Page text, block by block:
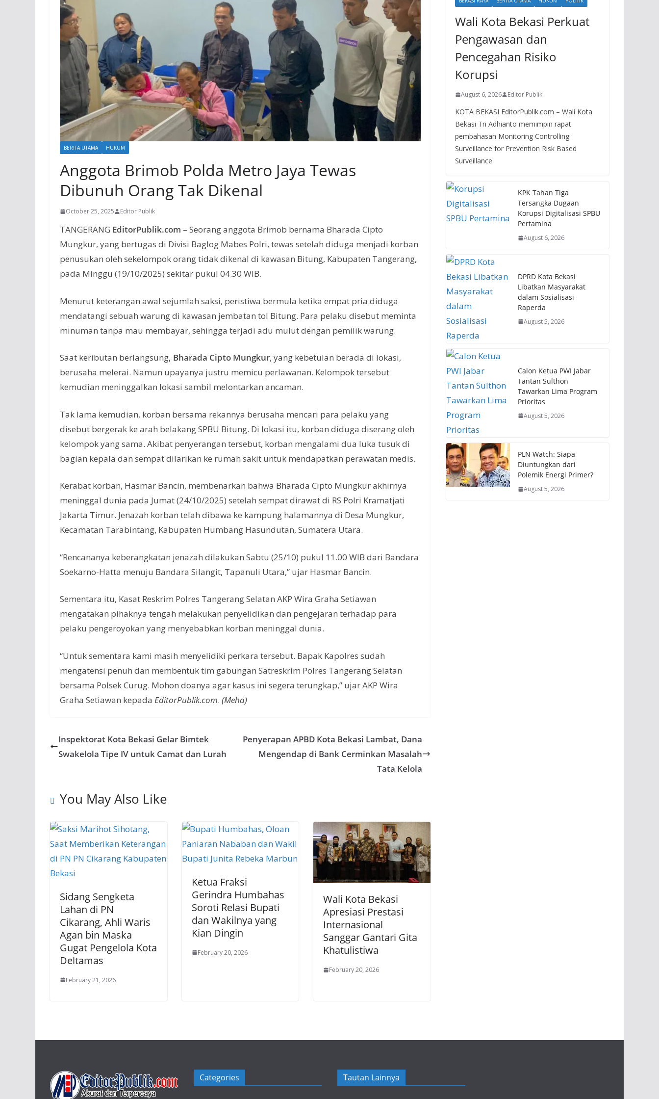
BERITA UTAMA HUKUM
Anggota Brimob Polda Metro Jaya Tewas
Dibunuh Orang Tak Dikenal
October 25, 2025 Editor Publik
TANGERANG EditorPublik.com – Seorang anggota Brimob bernama Bharada Cipto
Mungkur, yang bertugas di Divisi Baglog Mabes Polri, tewas setelah diduga menjadi korban
penusukan oleh sekelompok orang tidak dikenal di kawasan Bitung, Kabupaten Tangerang,
pada Minggu (19/10/2025) sekitar pukul 04.30 WIB.
Menurut keterangan awal sejumlah saksi, peristiwa bermula ketika empat pria diduga
mendatangi sebuah warung di kawasan jembatan tol Bitung. Para pelaku disebut meminta
minuman tanpa mau membayar, sehingga terjadi adu mulut dengan pemilik warung.
Saat keributan berlangsung, Bharada Cipto Mungkur, yang kebetulan berada di lokasi,
berusaha melerai. Namun upayanya justru memicu perlawanan. Kelompok tersebut
kemudian meninggalkan lokasi sambil melontarkan ancaman.
Tak lama kemudian, korban bersama rekannya berusaha mencari para pelaku yang
disebut bergerak ke arah belakang SPBU Bitung. Di lokasi itu, korban diduga diserang oleh
kelompok yang sama. Akibat penyerangan tersebut, korban mengalami dua luka tusuk di
bagian kepala dan sempat dilarikan ke rumah sakit untuk mendapatkan perawatan medis.
Kerabat korban, Hasmar Bancin, membenarkan bahwa Bharada Cipto Mungkur akhirnya
meninggal dunia pada Jumat (24/10/2025) setelah sempat dirawat di RS Polri Kramatjati
Jakarta Timur. Jenazah korban telah dibawa ke kampung halamannya di Desa Mungkur,
Kecamatan Tarabintang, Kabupaten Humbang Hasundutan, Sumatera Utara.
“Rencananya keberangkatan jenazah dilakukan Sabtu (25/10) pukul 11.00 WIB dari Bandara
Soekarno-Hatta menuju Bandara Silangit, Tapanuli Utara,” ujar Hasmar Bancin.
Sementara itu, Kasat Reskrim Polres Tangerang Selatan AKP Wira Graha Setiawan
mengatakan pihaknya tengah melakukan penyelidikan dan pengejaran terhadap para
pelaku pengeroyokan yang menyebabkan korban meninggal dunia.
“Untuk sementara kami masih menyelidiki perkara tersebut. Bapak Kapolres sudah
mengatensi penuh dan membentuk tim gabungan Satreskrim Polres Tangerang Selatan
bersama Polsek Curug. Mohon doanya agar kasus ini segera terungkap,” ujar AKP Wira
Graha Setiawan kepada EditorPublik.com. (Meha)
Inspektorat Kota Bekasi Gelar Bimtek
Swakelola Tipe IV untuk Camat dan Lurah
Penyerapan APBD Kota Bekasi Lambat, Dana
Mengendap di Bank Cerminkan Masalah
Tata Kelola
You May Also Like
Sidang Sengketa
Lahan di PN
Cikarang, Ahli Waris
Agan bin Maska
Gugat Pengelola Kota
Deltamas
February 21, 2026
Ketua Fraksi
Gerindra Humbahas
Soroti Relasi Bupati
dan Wakilnya yang
Kian Dingin
February 20, 2026
Wali Kota Bekasi
Apresiasi Prestasi
Internasional
Sanggar Gantari Gita
Khatulistiwa
February 20, 2026
Wali Kota Bekasi Perkuat
Pengawasan dan
Pencegahan Risiko
Korupsi
August 6, 2026 Editor Publik
KOTA BEKASI EditorPublik.com – Wali Kota
Bekasi Tri Adhianto memimpin rapat
pembahasan Monitoring Controlling
Surveillance for Prevention Risk Based
Surveillance
KPK Tahan Tiga
Tersangka Dugaan
Korupsi Digitalisasi SPBU
Pertamina
August 6, 2026
DPRD Kota Bekasi
Libatkan Masyarakat
dalam Sosialisasi
Raperda
August 5, 2026
Calon Ketua PWI Jabar
Tantan Sulthon
Tawarkan Lima Program
Prioritas
August 5, 2026
PLN Watch: Siapa
Diuntungkan dari
Polemik Energi Primer?
August 5, 2026
Categories Tautan Lainnya